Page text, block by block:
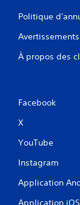
Politique
À propos des
Facebook
X
YouTube
Instagram
Application
Application iOS